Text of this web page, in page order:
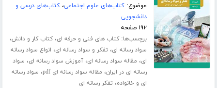
موضوع:کتاب‌های علوم اجتماعی،کتاب‌های درسی و
دانشجویی
۱۹۲ صفحه
برچسب‌ها:کتاب های فنی و حرفه ای،کتاب کار و دانش،
سواد رسانه ای، تفکر و سواد رسانه ای، انواع سواد رسانه
ای، مقاله سواد رسانه ای،آموزش سواد رسانه ای، سواد
رسانه ای در ایران، مقاله سواد رسانه ای pdf ، سواد رسانه
ای و خانواده، تفکر رسانه ای